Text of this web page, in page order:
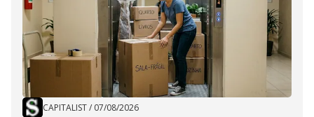
CAPITALIST/ 07/08/2026